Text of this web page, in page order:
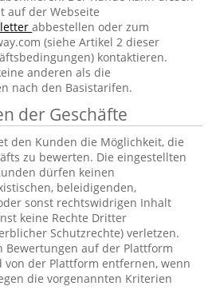
auf der Webseite
abbestellen oder zum
(siehe Artikel 2 dieser
kontaktieren.
anderen als die
nach den Basistarifen.
der Geschäfte
den Kunden die Möglichkeit, die
zu bewerten. Die eingestellten
dürfen keinen
beleidigenden,
sonst rechtswidrigen Inhalt
keine Rechte Dritter
Schutzrechte) verletzen.
Bewertungen auf der Plattform
der Plattform entfernen, wenn
die vorgenannten Kriterien